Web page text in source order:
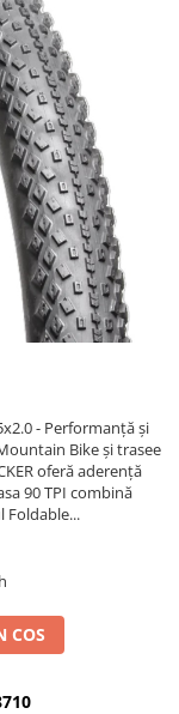
- Performanță și
Bike și trasee
oferă aderență
90 TPI combină
Foldable...
COS